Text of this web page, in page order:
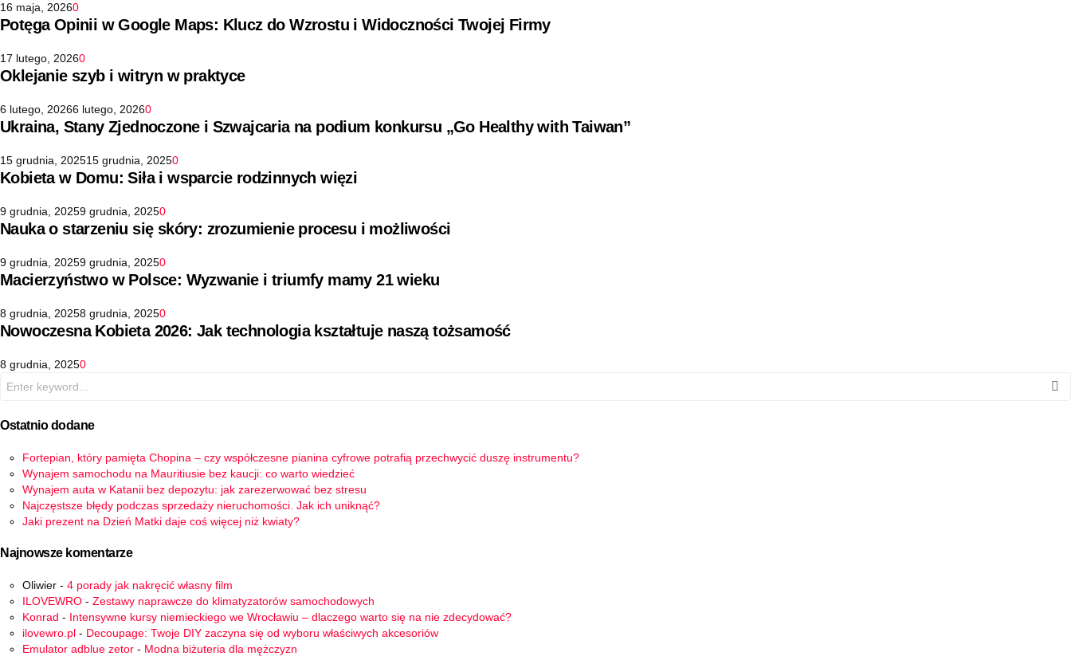
16 maja, 20260
Potęga Opinii w Google Maps: Klucz do Wzrostu i Widoczności Twojej Firmy
17 lutego, 20260
Oklejanie szyb i witryn w praktyce
6 lutego, 20266 lutego, 20260
Ukraina, Stany Zjednoczone i Szwajcaria na podium konkursu „Go Healthy with Taiwan”
15 grudnia, 202515 grudnia, 20250
Kobieta w Domu: Siła i wsparcie rodzinnych więzi
9 grudnia, 20259 grudnia, 20250
Nauka o starzeniu się skóry: zrozumienie procesu i możliwości
9 grudnia, 20259 grudnia, 20250
Macierzyństwo w Polsce: Wyzwanie i triumfy mamy 21 wieku
8 grudnia, 20258 grudnia, 20250
Nowoczesna Kobieta 2026: Jak technologia kształtuje naszą tożsamość
8 grudnia, 20250
for:
Ostatnio dodane
Fortepian, który pamięta Chopina – czy współczesne pianina cyfrowe potrafią przechwycić duszę instrumentu?
Wynajem samochodu na Mauritiusie bez kaucji: co warto wiedzieć
Wynajem auta w Katanii bez depozytu: jak zarezerwować bez stresu
Najczęstsze błędy podczas sprzedaży nieruchomości. Jak ich uniknąć?
Jaki prezent na Dzień Matki daje coś więcej niż kwiaty?
Najnowsze komentarze
Oliwier - 4 porady jak nakręcić własny film
ILOVEWRO - Zestawy naprawcze do klimatyzatorów samochodowych
Konrad - Intensywne kursy niemieckiego we Wrocławiu – dlaczego warto się na nie zdecydować?
ilovewro.pl - Decoupage: Twoje DIY zaczyna się od wyboru właściwych akcesoriów
Emulator adblue zetor - Modna biżuteria dla mężczyzn